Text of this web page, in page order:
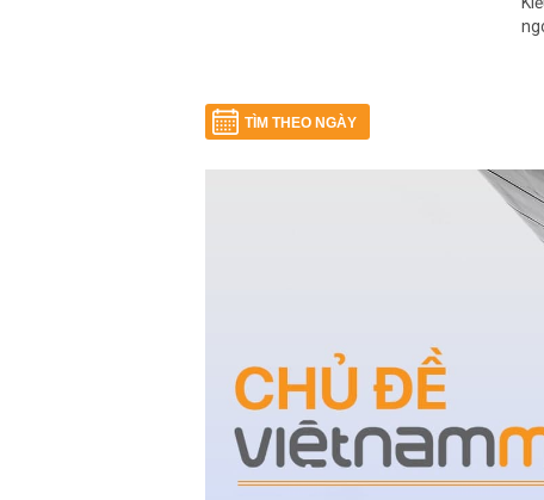
TÌM THEO NGÀY